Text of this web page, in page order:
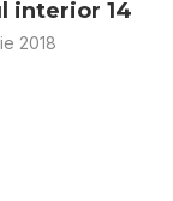
interior 14
2018